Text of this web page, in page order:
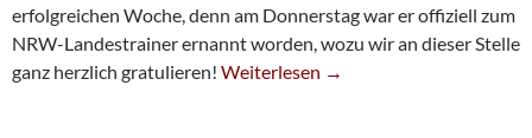
erfolgreichen Woche, denn am Donnerstag war er offiziell zum
NRW-Landestrainer ernannt worden, wozu wir an dieser Stelle
ganz herzlich gratulieren! SG Holt NRW-Mannschafts-Pokal
Weiterlesen →